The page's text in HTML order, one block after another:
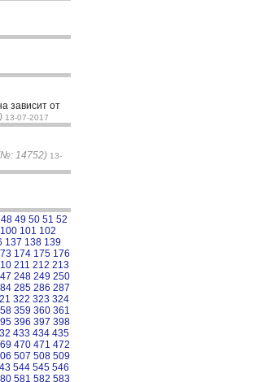
зависит от
13-07-2017
14752) 13-
48 49 50 51 52
100 101 102
137 138 139
174 175 176
211 212 213
248 249 250
285 286 287
322 323 324
359 360 361
396 397 398
433 434 435
470 471 472
507 508 509
544 545 546
581 582 583